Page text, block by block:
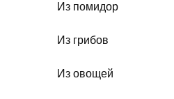
Из помидор
Из грибов
Из овощей